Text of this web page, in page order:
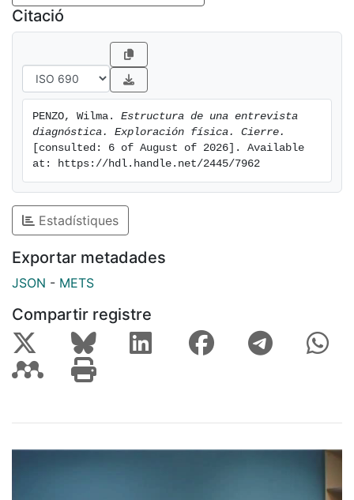
Citació
PENZO, Wilma. Estructura de una entrevista
diagnóstica. Exploración física. Cierre.
[consulted: 6 of August of 2026]. Available
at: https://hdl.handle.net/2445/7962
Estadístiques
Exportar metadades
JSON - METS
Compartir registre